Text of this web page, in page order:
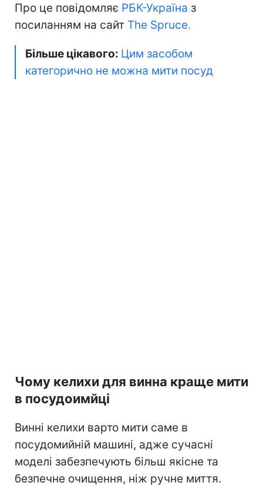
Про це повідомляє РБК-Україна з
посиланням на сайт The Spruce.
Більше цікавого: Цим засобом
категорично не можна мити посуд
Чому келихи для винна краще мити
в посудоимйці
Винні келихи варто мити саме в
посудомийній машині, адже сучасні
моделі забезпечують більш якісне та
безпечне очищення, ніж ручне миття.